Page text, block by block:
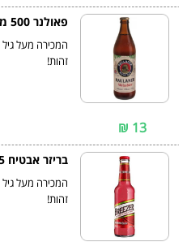
פאולנר 500 מ”ל
זהות!
13 ₪
בריזר אבטיח 275 מ״ל
זהות!